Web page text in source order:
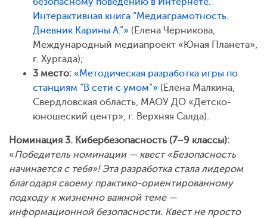
Интерактивная книга “Медиаграмотность.
Дневник Карины А.”» (Елена Черникова,
Международный медиапроект «Юная Планета»,
г. Хургада);
3 место: «Методическая разработка игры по
станциям “В сети с умом”» (Елена Малкина,
Свердловская область, МАОУ ДО «Детско-
юношеский центр», г. Верхняя Салда).
Номинация 3. Кибербезопасность (7–9 классы):
«Победитель номинации — квест «Безопасность
начинается с тебя»! Эта разработка стала лидером
благодаря своему практико-ориентированному
подходу к жизненно важной теме —
информационной безопасности. Квест не просто